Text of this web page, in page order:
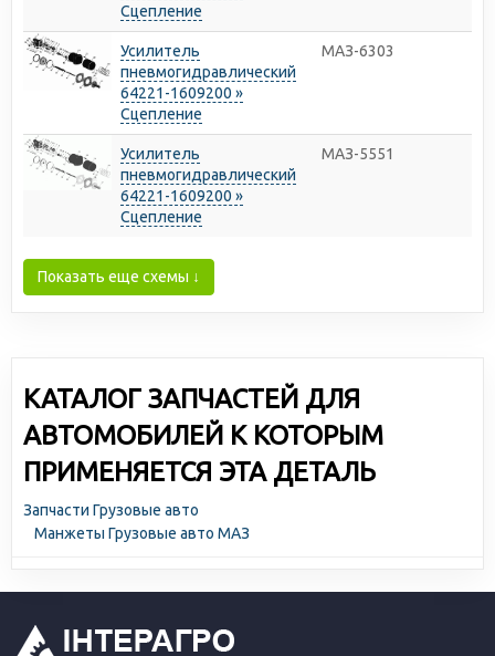
Сцепление
Усилитель
пневмогидравлический
64221-1609200 »
Сцепление
МАЗ-6303
Усилитель
пневмогидравлический
64221-1609200 »
Сцепление
МАЗ-5551
Показать еще схемы ↓
КАТАЛОГ ЗАПЧАСТЕЙ ДЛЯ
АВТОМОБИЛЕЙ К КОТОРЫМ
ПРИМЕНЯЕТСЯ ЭТА ДЕТАЛЬ
Запчасти Грузовые авто
Манжеты Грузовые авто МАЗ